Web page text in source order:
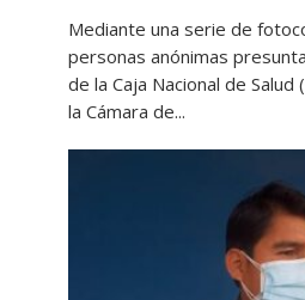
Mediante una serie de
personas anónimas
de la Caja Nacional de Salud
la Cámara de...